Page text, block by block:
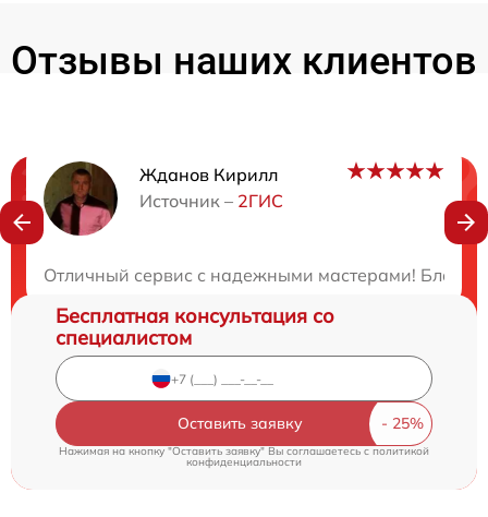
Отзывы наших клиентов
Жданов Кирилл
Источник – 2ГИС
Отличный сервис с надежными мастерами!
Нужна консультация?
Бесплатная консультация со
специалистом
Оставить заявку
Нажимая на кнопку "Оставить заявку" Вы соглашаетесь c политикой
конфиденциальности